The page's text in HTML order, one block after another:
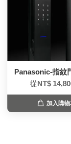
Panasonic-指紋
從 NT$
加入購物